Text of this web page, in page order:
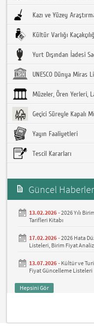
Kazı ve Yüzey
Kültür Varlığı
Yurt Dışından İadesi
UNESCO Dünya Miras
Müzeler, Ören Yerleri,
Geçici Süreyle Kapalı
Yayın Faaliyetleri
Tescil Kararları
Güncel Haberler
13.02.2026 -2026 Yılı
Tarifleri Kitabı
17.02.2026 -2026 Hata
Listeleri, Birim Fiyat
13.07.2026 - Kültür ve
Fiyat Güncelleme Listeleri
Hepsini Gör